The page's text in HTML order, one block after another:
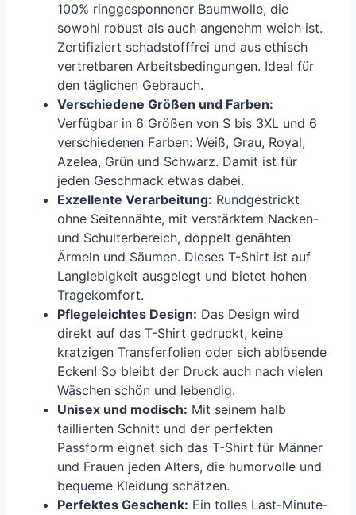
100% ringgesponnener Baumwolle, die
sowohl robust als auch angenehm weich ist.
Zertifiziert schadstofffrei und aus ethisch
vertretbaren Arbeitsbedingungen. Ideal für
den täglichen Gebrauch.
Verschiedene Größen und Farben:
Verfügbar in 6 Größen von S bis 3XL und 6
verschiedenen Farben: Weiß, Grau, Royal,
Azelea, Grün und Schwarz. Damit ist für
jeden Geschmack etwas dabei.
Exzellente Verarbeitung: Rundgestrickt
ohne Seitennähte, mit verstärktem Nacken-
und Schulterbereich, doppelt genähten
Ärmeln und Säumen. Dieses T-Shirt ist auf
Langlebigkeit ausgelegt und bietet hohen
Tragekomfort.
Pflegeleichtes Design: Das Design wird
direkt auf das T-Shirt gedruckt, keine
kratzigen Transferfolien oder sich ablösende
Ecken! So bleibt der Druck auch nach vielen
Wäschen schön und lebendig.
Unisex und modisch: Mit seinem halb
taillierten Schnitt und der perfekten
Passform eignet sich das T-Shirt für Männer
und Frauen jeden Alters, die humorvolle und
bequeme Kleidung schätzen.
Perfektes Geschenk: Ein tolles Last-Minute-